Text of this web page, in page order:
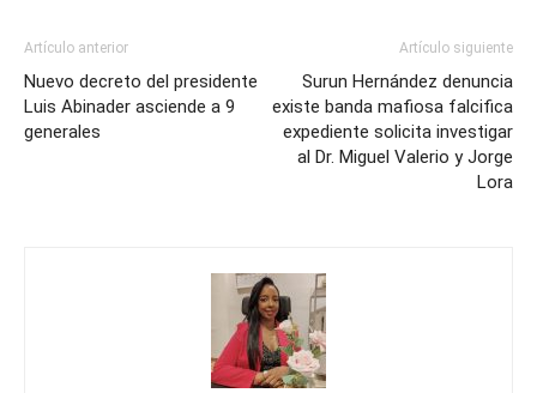
Artículo anterior
Nuevo decreto del presidente
Luis Abinader asciende a 9
generales
Artículo siguiente
Surun Hernández denuncia
existe banda mafiosa falcifica
expediente solicita investigar
al Dr. Miguel Valerio y Jorge
Lora